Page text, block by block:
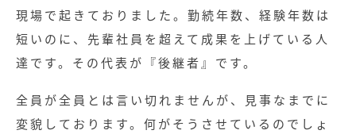
現場で起きておりました。勤続年数、経験年数は
短いのに、先輩社員を超えて成果を上げている人
達です。その代表が『後継者』です。
全員が全員とは言い切れませんが、見事なまでに
変貌しております。何がそうさせているのでしょ